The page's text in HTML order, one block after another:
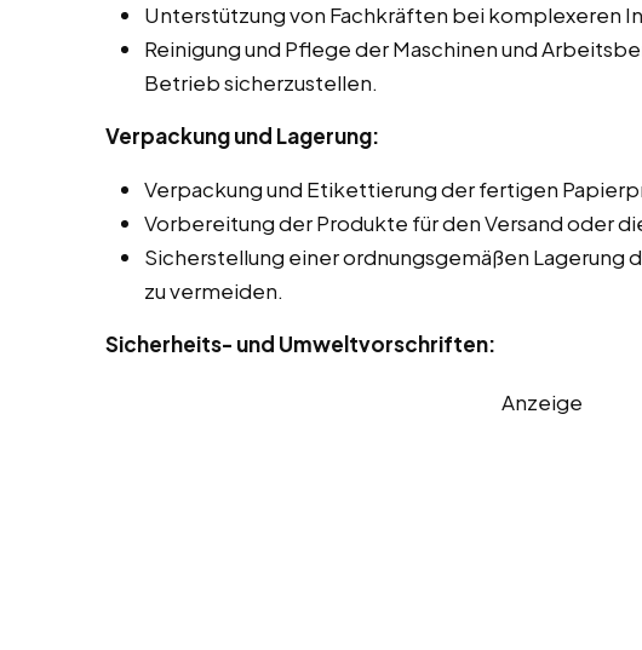
Unterstützung von Fachkräften bei komplexeren
Reinigung und Pflege der Maschinen und
Betrieb sicherzustellen.
Verpackung und Lagerung:
Verpackung und Etikettierung der fertigen
Vorbereitung der Produkte für den Versand oder
Sicherstellung einer ordnungsgemäßen Lagerung
zu vermeiden.
Sicherheits- und Umweltvorschriften:
Anzeige